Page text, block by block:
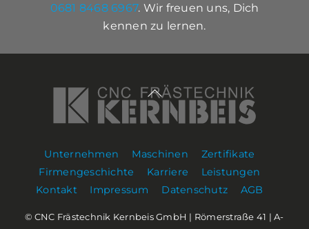
0681 8468 6967. Wir freuen uns, Dich
kennen zu lernen.
Back
To
Top
Unternehmen Maschinen
Zertifikate
Firmengeschichte
Karriere
Leistungen
Kontakt
Impressum Datenschutz AGB
© CNC Frästechnik Kernbeis GmbH | Römerstraße 41 | A-